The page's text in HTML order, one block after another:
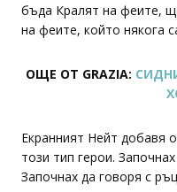
бъда Кралят на феите,
на феите, който някога
ОЩЕ ОТ GRAZIA:
Екранният Нейт добавя
този тип герои.
Започнах да говоря с